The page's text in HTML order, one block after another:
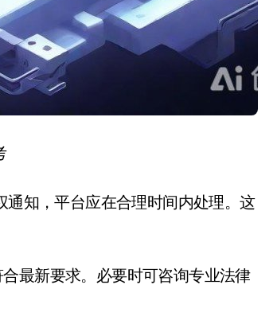
知，平台应在合理时间内处理。这
最新要求。必要时可咨询专业法律